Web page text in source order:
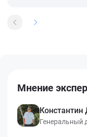
Мнение
Генеральный